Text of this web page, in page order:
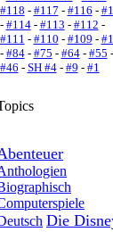
#118 - #117 - #116 -
- #114- #113 - #112 -
#111 - #110 - #109 -
- #84- #75 - #64- #55 -
#46 - SH #4- #9 - #1
Die